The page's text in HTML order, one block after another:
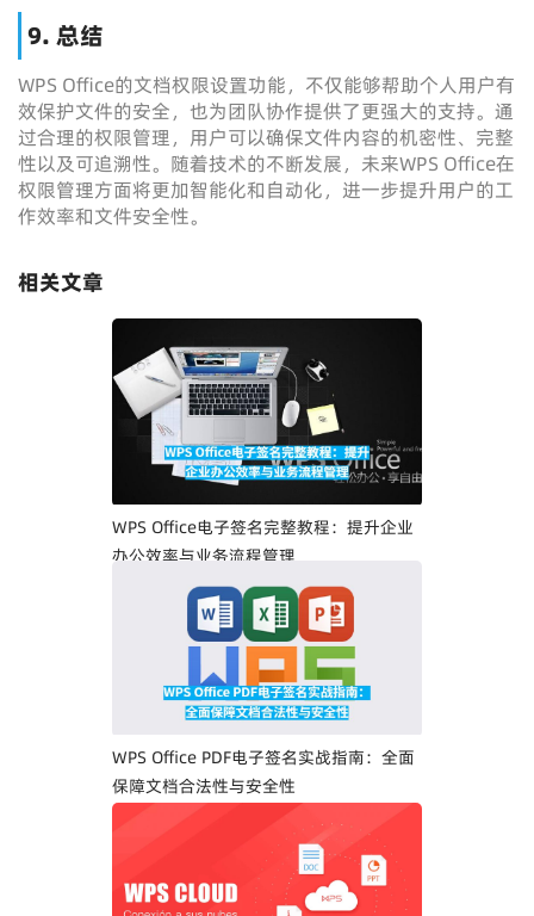
9. 总结
WPS Office的文档权限设置功能，不仅能够帮助个人用户有
效保护文件的安全，也为团队协作提供了更强大的支持。通
过合理的权限管理，用户可以确保文件内容的机密性、完整
性以及可追溯性。随着技术的不断发展，未来WPS Office在
权限管理方面将更加智能化和自动化，进一步提升用户的工
作效率和文件安全性。
相关文章
WPS Office电子签名完整教程：提升企业
办公效率与业务流程管理
WPS Office PDF电子签名实战指南：全面
保障文档合法性与安全性